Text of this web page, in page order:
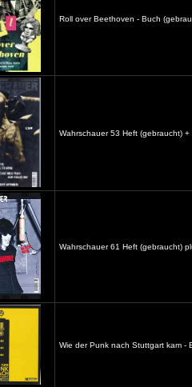
Roll over Beethoven - Buch
Wahrschauer 53 Heft (gebraucht) +
Wahrschauer 61 Heft (gebraucht)
Wie der Punk nach Stuttgart kam -